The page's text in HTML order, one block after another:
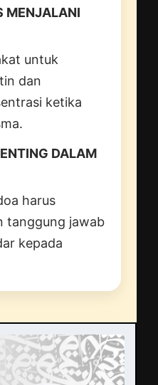
MENJALANI
untuk
dan
ketika
DALAM
harus
tanggung jawab
kepada